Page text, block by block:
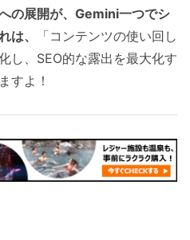
の展開が、Gemini一つでシ
は、
「コンテンツの使い回し
し、SEO的な露出を最大化す
すよ！